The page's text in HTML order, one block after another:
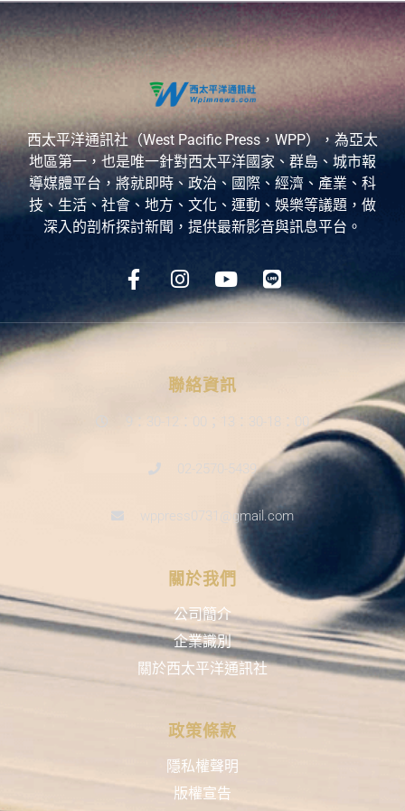
西太平洋通訊社（West Pacific Press，WPP），為亞太
地區第一，也是唯一針對西太平洋國家、群島、城市報
導媒體平台，將就即時、政治、國際、經濟、產業、科
技、生活、社會、地方、文化、運動、娛樂等議題，做
深入的剖析探討新聞，提供最新影音與訊息平台。
聯絡資訊
9：30-12：00；13：30-18：00
02-2570-5439
wppress0731@gmail.com
關於我們
公司簡介
企業識別
關於西太平洋通訊社
政策條款
隱私權聲明
版權宣告